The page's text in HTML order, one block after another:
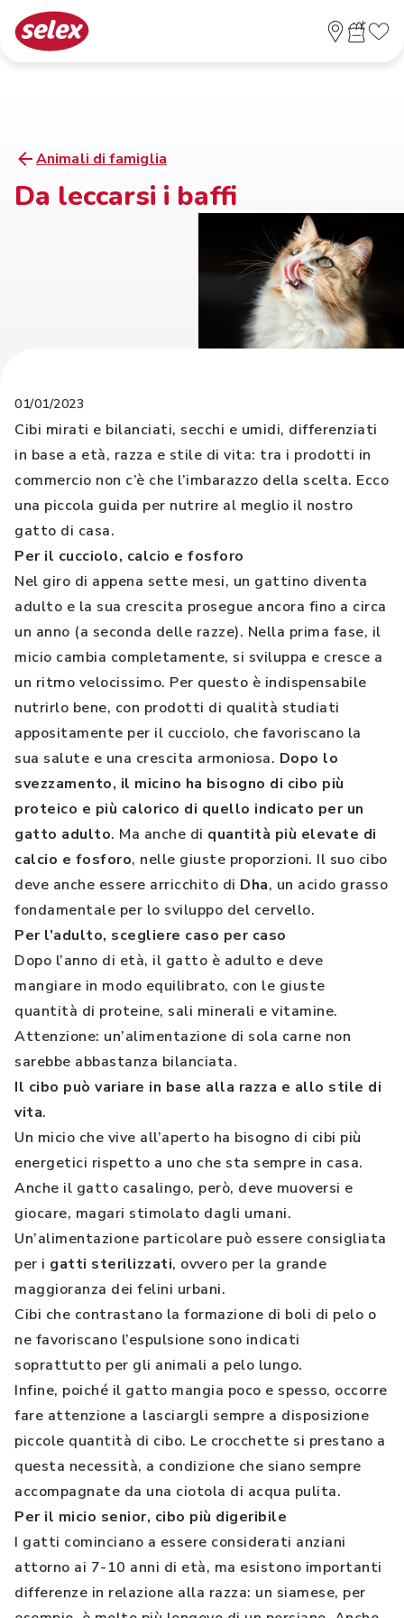
Animali di famiglia
Da leccarsi i baffi
01/01/2023
Cibi mirati e bilanciati, secchi e umidi, differenziati
in base a età, razza e stile di vita: tra i prodotti in
commercio non c’è che l’imbarazzo della scelta. Ecco
una piccola guida per nutrire al meglio il nostro
gatto di casa.
Per il cucciolo, calcio e fosforo
Nel giro di appena sette mesi, un gattino diventa
adulto e la sua crescita prosegue ancora fino a circa
un anno (a seconda delle razze). Nella prima fase, il
micio cambia completamente, si sviluppa e cresce a
un ritmo velocissimo. Per questo è indispensabile
nutrirlo bene, con prodotti di qualità studiati
appositamente per il cucciolo, che favoriscano la
sua salute e una crescita armoniosa. Dopo lo
svezzamento, il micino ha bisogno di cibo più
proteico e più calorico di quello indicato per un
gatto adulto. Ma anche di quantità più elevate di
calcio e fosforo, nelle giuste proporzioni. Il suo cibo
deve anche essere arricchito di Dha, un acido grasso
fondamentale per lo sviluppo del cervello.
Per l’adulto, scegliere caso per caso
Dopo l’anno di età, il gatto è adulto e deve
mangiare in modo equilibrato, con le giuste
quantità di proteine, sali minerali e vitamine.
Attenzione: un’alimentazione di sola carne non
sarebbe abbastanza bilanciata.
Il cibo può variare in base alla razza e allo stile di
vita.
Un micio che vive all’aperto ha bisogno di cibi più
energetici rispetto a uno che sta sempre in casa.
Anche il gatto casalingo, però, deve muoversi e
giocare, magari stimolato dagli umani.
Un’alimentazione particolare può essere consigliata
per i gatti sterilizzati, ovvero per la grande
maggioranza dei felini urbani.
Cibi che contrastano la formazione di boli di pelo o
ne favoriscano l’espulsione sono indicati
soprattutto per gli animali a pelo lungo.
Infine, poiché il gatto mangia poco e spesso, occorre
fare attenzione a lasciargli sempre a disposizione
piccole quantità di cibo. Le crocchette si prestano a
questa necessità, a condizione che siano sempre
accompagnate da una ciotola di acqua pulita.
Per il micio senior, cibo più digeribile
I gatti cominciano a essere considerati anziani
attorno ai 7-10 anni di età, ma esistono importanti
differenze in relazione alla razza: un siamese, per